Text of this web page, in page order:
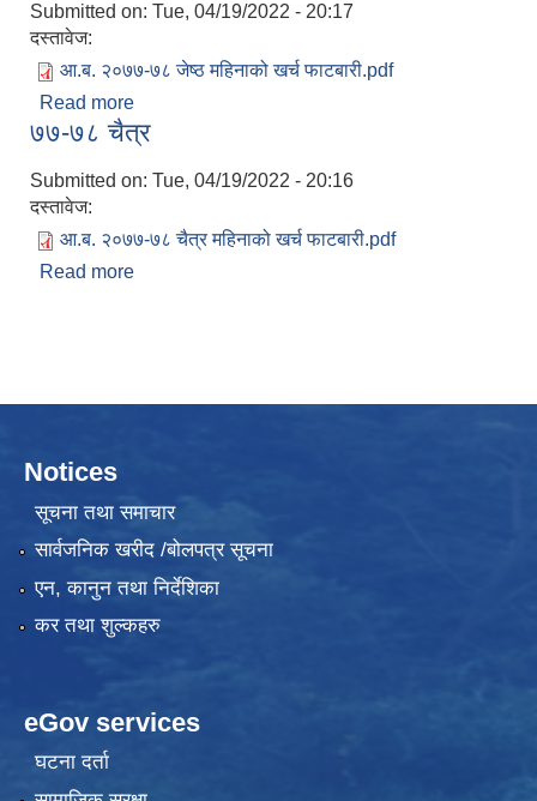
Submitted on: Tue, 04/19/2022 - 20:17
दस्तावेज:
आ.ब. २०७७-७८ जेष्ठ महिनाको खर्च फाटबारी.pdf
Read more
७७-७८ चैत्र
Submitted on: Tue, 04/19/2022 - 20:16
दस्तावेज:
आ.ब. २०७७-७८ चैत्र महिनाको खर्च फाटबारी.pdf
Read more
Notices
सूचना तथा समाचार
सार्वजनिक खरीद /बोलपत्र सूचना
एन, कानुन तथा निर्देशिका
कर तथा शुल्कहरु
eGov services
घटना दर्ता